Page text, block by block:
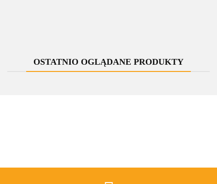
OSTATNIO OGLĄDANE PRODUKTY